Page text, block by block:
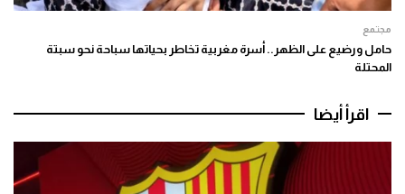
مجتمع
حامل ورضيع على الظهر.. أسرة مغربية تخاطر بحياتها سباحة نحو سبتة
المحتلة
اقرأ أيضا